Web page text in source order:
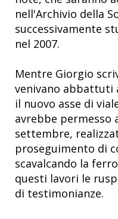
nell'Archivio della
successivamente
nel 2007.
Mentre Giorgio
venivano abbattuti
il nuovo asse di
avrebbe permesso
settembre,
proseguimento di
scavalcando la
questi lavori le
di testimonianze.